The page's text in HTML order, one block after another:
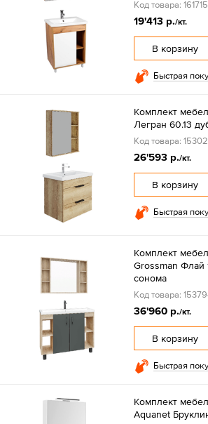
Код товара: 161715
19'413 р./кт.
В корзину
Быстрая
Комплект
Легран 60.13
Код товара:
26'593 р./кт.
В корзину
Быстрая
Комплект
Grossman Флай
сонома
Код товара:
36'960 р./кт.
В корзину
Быстрая
Комплект
Aquanet